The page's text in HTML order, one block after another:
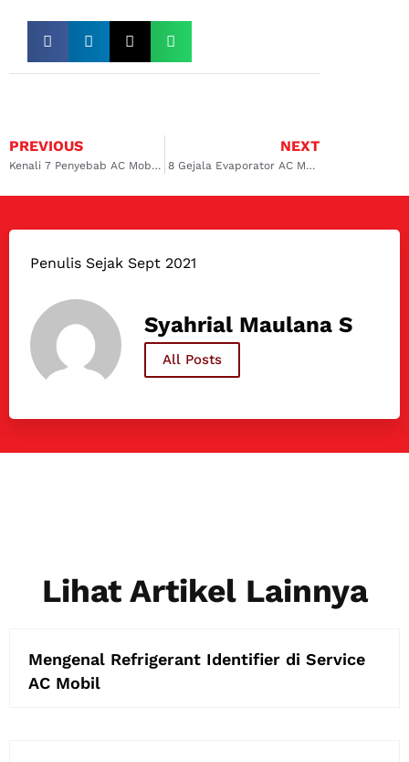
PREVIOUS
Kenali 7 Penyebab AC Mobil Honda City Tidak Dingin
NEXT
8 Gejala Evaporator AC Mobil Rusak, Kenali Sebelum Parah!
Penulis Sejak Sept 2021
Syahrial Maulana S
All Posts
Lihat Artikel Lainnya
Mengenal Refrigerant Identifier di Service
AC Mobil